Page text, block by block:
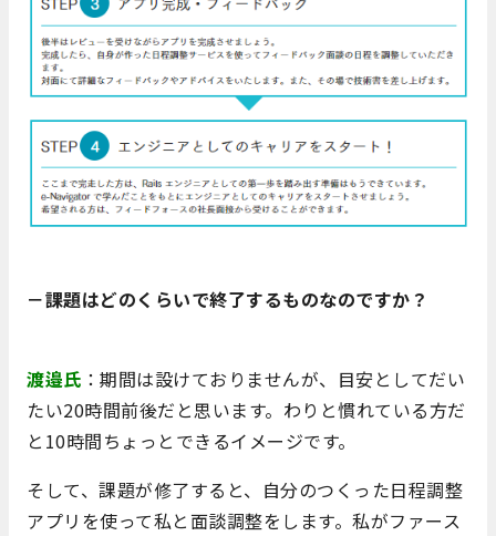
－課題はどのくらいで終了するものなのですか？
渡邉氏 ：期間は設けておりませんが、目安としてだい
たい20時間前後だと思います。わりと慣れている方だ
と10時間ちょっとできるイメージです。
そして、課題が修了すると、自分のつくった日程調整
アプリを使って私と面談調整をします。私がファース